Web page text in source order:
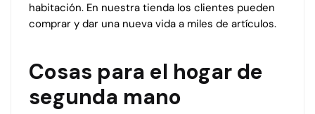
habitación. En nuestra tienda los clientes pueden
comprar y dar una nueva vida a miles de artículos.
Cosas para el hogar de
segunda mano